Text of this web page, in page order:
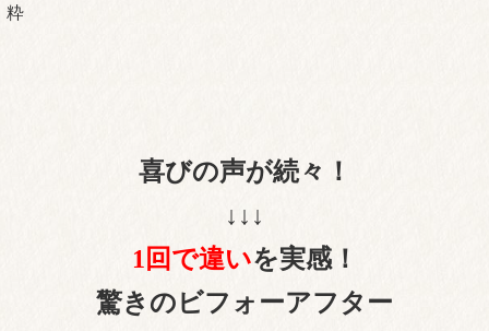
粋
喜びの声が続々！
↓↓↓
1回で違いを実感！
驚きのビフォーアフター